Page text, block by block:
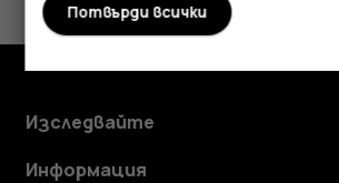
Да Не
Изследвайте
Информация
Потвърди всички